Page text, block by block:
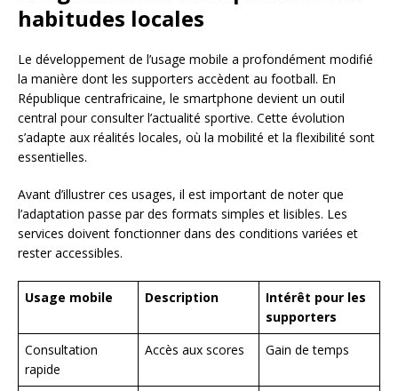
habitudes locales
Le développement de l’usage mobile a profondément modifié
la manière dont les supporters accèdent au football. En
République centrafricaine, le smartphone devient un outil
central pour consulter l’actualité sportive. Cette évolution
s’adapte aux réalités locales, où la mobilité et la flexibilité sont
essentielles.
Avant d’illustrer ces usages, il est important de noter que
l’adaptation passe par des formats simples et lisibles. Les
services doivent fonctionner dans des conditions variées et
rester accessibles.
Usage mobile Description
Intérêt pour les
supporters
Consultation
rapide
Accès aux scores Gain de temps